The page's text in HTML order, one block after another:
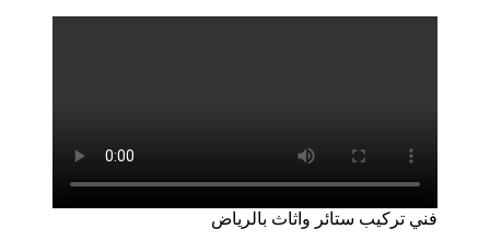
فني تركيب ستائر واثاث بالرياض